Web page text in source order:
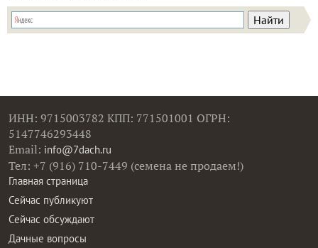
ИНН: 9715003782 КПП: 771501001 ОГРН:
5147746293448
Email: info@7dach.ru
Тел: +7 (916) 710-7449 (семена не продаем!)
Главная страница
Сейчас публикуют
Сейчас обсуждают
Дачные вопросы